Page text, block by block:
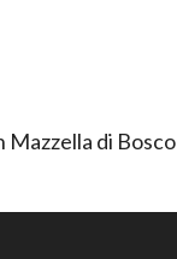
di Bosco